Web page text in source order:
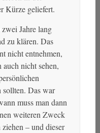
Kürze geliefert.
Jahre lang
zu klären. Das
nicht entnehmen,
nicht sehen,
sollten. Das war
muss man dann
weiteren Zweck
– und dieser